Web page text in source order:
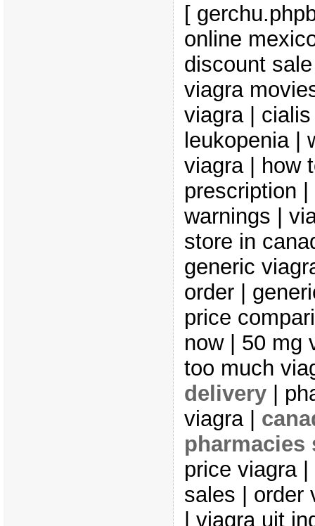
[
online
discount
viagra
viagra |
leukopenia |
viagra | how
prescription
warnings |
store in
generic
order |
price
now | 50 mg
too much
delivery|
viagra |
pharmacies
price viagra
sales | order
| viagra uit